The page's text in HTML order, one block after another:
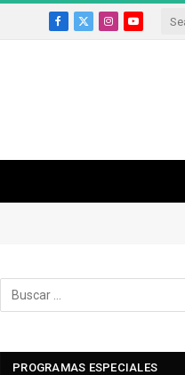
Facebook
X
InstagramYouTube
PROGRAMAS ESPECIALES